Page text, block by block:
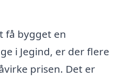
få bygget en
i Jegind, er der flere
prisen. Det er